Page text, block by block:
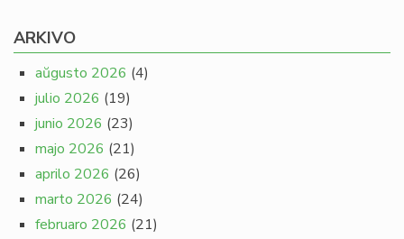
ARKIVO
aŭgusto 2026 (4)
julio 2026 (19)
junio 2026 (23)
majo 2026 (21)
aprilo 2026 (26)
marto 2026 (24)
februaro 2026 (21)